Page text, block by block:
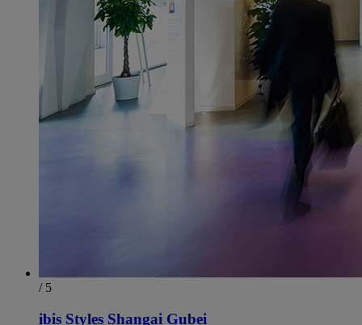
/ 5
ibis Styles Shangai Gubei